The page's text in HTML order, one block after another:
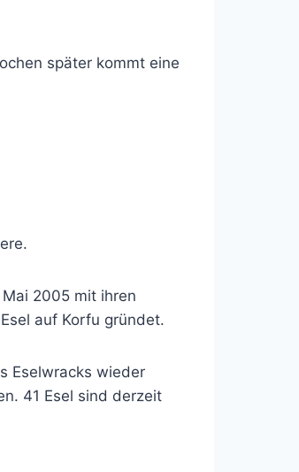
später kommt eine
2005 mit ihren
auf Korfu gründet.
Eselwracks wieder
41 Esel sind derzeit